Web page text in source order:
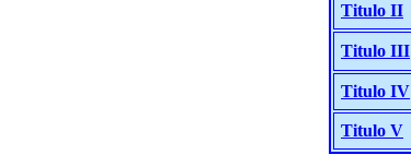
Titulo II
Titulo III
Titulo IV
Titulo V